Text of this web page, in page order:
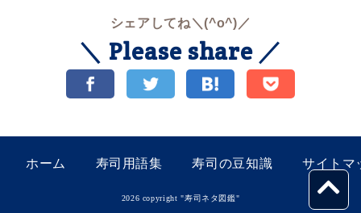
シェアしてね＼(^o^)／
＼ Please share ／
ホーム 寿司用語集 寿司の豆知識 サイトマ
2026 copyright "寿司ネタ図鑑"